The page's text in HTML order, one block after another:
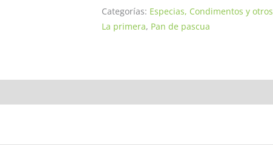
Categorías: Especias, Condimentos y otros
La primera, Pan de pascua